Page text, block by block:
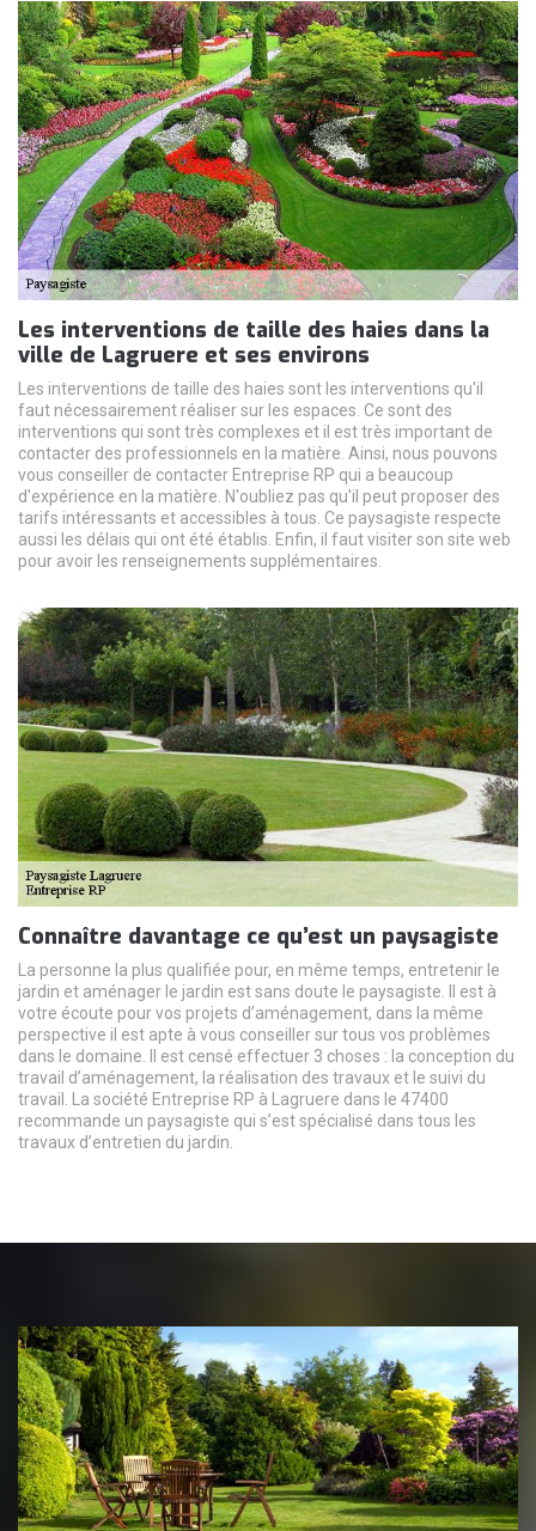
Les interventions de taille des haies dans la
ville de Lagruere et ses environs
Les interventions de taille des haies sont les interventions qu'il
faut nécessairement réaliser sur les espaces. Ce sont des
interventions qui sont très complexes et il est très important de
contacter des professionnels en la matière. Ainsi, nous pouvons
vous conseiller de contacter Entreprise RP qui a beaucoup
d'expérience en la matière. N'oubliez pas qu'il peut proposer des
tarifs intéressants et accessibles à tous. Ce paysagiste respecte
aussi les délais qui ont été établis. Enfin, il faut visiter son site web
pour avoir les renseignements supplémentaires.
Connaître davantage ce qu’est un paysagiste
La personne la plus qualifiée pour, en même temps, entretenir le
jardin et aménager le jardin est sans doute le paysagiste. Il est à
votre écoute pour vos projets d’aménagement, dans la même
perspective il est apte à vous conseiller sur tous vos problèmes
dans le domaine. Il est censé effectuer 3 choses : la conception du
travail d’aménagement, la réalisation des travaux et le suivi du
travail. La société Entreprise RP à Lagruere dans le 47400
recommande un paysagiste qui s’est spécialisé dans tous les
travaux d’entretien du jardin.